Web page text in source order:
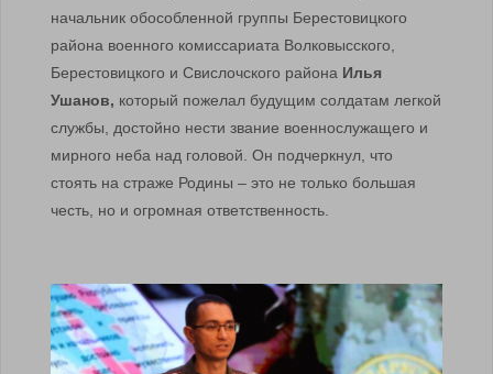
начальник обособленной группы Берестовицкого
района военного комиссариата Волковысского,
Берестовицкого и Свислочского района Илья
Ушанов, который пожелал будущим солдатам легкой
службы, достойно нести звание военнослужащего и
мирного неба над головой. Он подчеркнул, что
стоять на страже Родины – это не только большая
честь, но и огромная ответственность.